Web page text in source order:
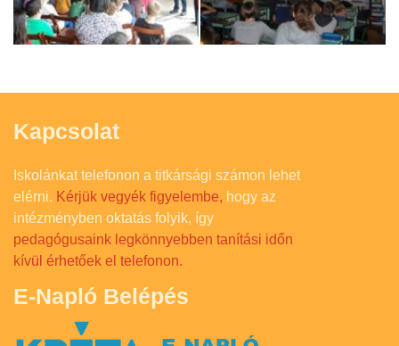
Kapcsolat
Iskolánkat telefonon a titkársági számon lehet
elérni. Kérjük vegyék figyelembe, hogy az
intézményben oktatás folyik, így
pedagógusaink legkönnyebben tanítási időn
kívül érhetőek el telefonon.
E-Napló Belépés